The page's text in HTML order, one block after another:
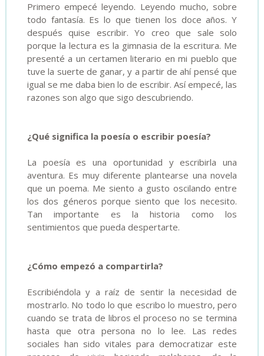
Primero empecé leyendo. Leyendo mucho, sobre
todo fantasía. Es lo que tienen los doce años. Y
después quise escribir. Yo creo que sale solo
porque la lectura es la gimnasia de la escritura. Me
presenté a un certamen literario en mi pueblo que
tuve la suerte de ganar, y a partir de ahí pensé que
igual se me daba bien lo de escribir. Así empecé, las
razones son algo que sigo descubriendo.
¿Qué significa la poesía o escribir poesía?
La poesía es una oportunidad y escribirla una
aventura. Es muy diferente plantearse una novela
que un poema. Me siento a gusto oscilando entre
los dos géneros porque siento que los necesito.
Tan importante es la historia como los
sentimientos que pueda despertarte.
¿Cómo empezó a compartirla?
Escribiéndola y a raíz de sentir la necesidad de
mostrarlo. No todo lo que escribo lo muestro, pero
cuando se trata de libros el proceso no se termina
hasta que otra persona no lo lee. Las redes
sociales han sido vitales para democratizar este